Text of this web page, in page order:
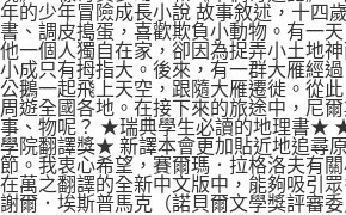
年的少年冒險成長小說 故事敘述，十四
書、調皮搗蛋，喜歡欺負小動物。有一
他一個人獨自在家，卻因為捉弄小土地
小成只有拇指大。後來，有一群大雁經
公鵝一起飛上天空，跟隨大雁遷徙。從
周遊全國各地。在接下來的旅途中，尼
事、物呢？ ★瑞典學生必讀的地理書★
學院翻譯獎★ 新譯本會更加貼近地追尋
節。我衷心希望，賽爾瑪．拉格洛夫有
在萬之翻譯的全新中文版中，能夠吸引
謝爾．埃斯普馬克（諾貝爾文學獎評審委